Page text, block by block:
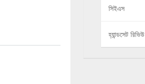
সিইএস
হ্যান্ডসেট রিভিউ